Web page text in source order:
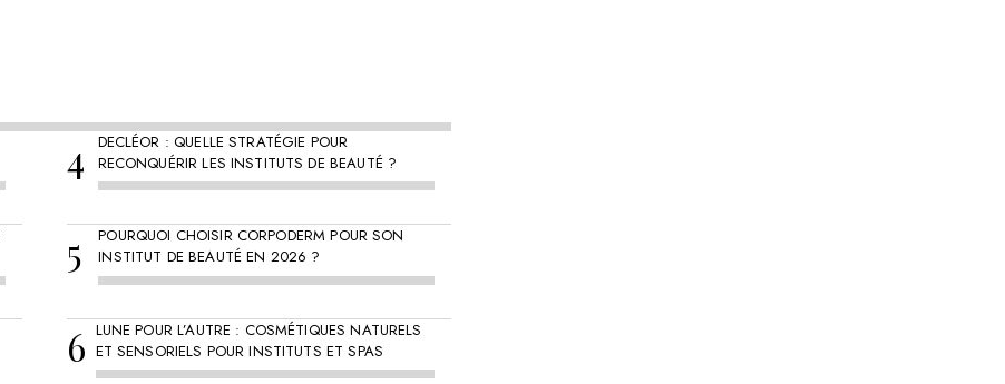
DECLÉOR : QUELLE STRATÉGIE POUR
RECONQUÉRIR LES INSTITUTS DE BEAUTÉ ?
POURQUOI CHOISIR CORPODERM POUR SON
INSTITUT DE BEAUTÉ EN 2026 ?
LUNE POUR L’AUTRE : COSMÉTIQUES NATURELS
ET SENSORIELS POUR INSTITUTS ET SPAS